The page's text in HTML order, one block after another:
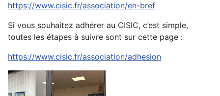
https://www.cisic.fr/association/en-bref
Si vous souhaitez adhérer au CISIC, c’est simple,
toutes les étapes à suivre sont sur cette page :
https://www.cisic.fr/association/adhesion